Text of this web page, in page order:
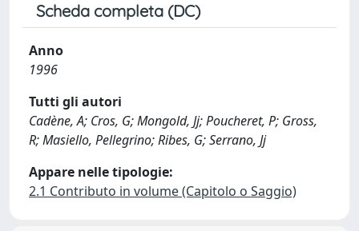
Scheda completa (DC)
Anno
1996
Tutti gli autori
Cadène, A; Cros, G; Mongold, Jj; Poucheret, P; Gross,
R; Masiello, Pellegrino; Ribes, G; Serrano, Jj
Appare nelle tipologie:
2.1 Contributo in volume (Capitolo o Saggio)